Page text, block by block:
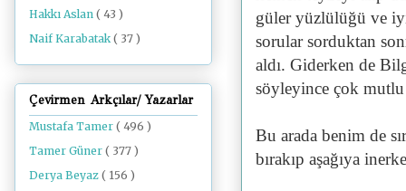
güler yüzlülüğü ve
sorular sorduktan
aldı. Giderken de
söyleyince çok
Bu arada benim de
bırakıp aşağıya
Hakkı Aslan ( 43 )
Naif Karabatak( 37 )
Çevirmen Arkçılar/ Yazarlar
Mustafa Tamer ( 496 )
Tamer Güner ( 377 )
Derya Beyaz ( 156 )